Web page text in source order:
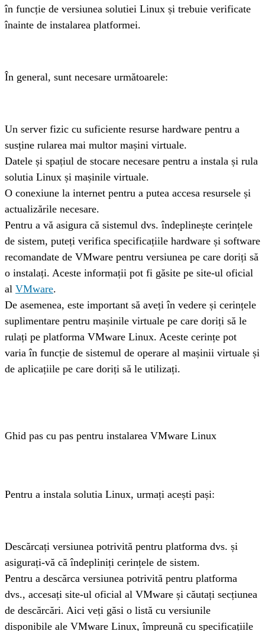
în funcție de versiunea solutiei Linux și trebuie verificate
înainte de instalarea platformei.
În general, sunt necesare următoarele:
Un server fizic cu suficiente resurse hardware pentru a
susține rularea mai multor mașini virtuale.
Datele și spațiul de stocare necesare pentru a instala și rula
solutia Linux și mașinile virtuale.
O conexiune la internet pentru a putea accesa resursele și
actualizările necesare.
Pentru a vă asigura că sistemul dvs. îndeplinește cerințele
de sistem, puteți verifica specificațiile hardware și software
recomandate de VMware pentru versiunea pe care doriți să
o instalați. Aceste informații pot fi găsite pe site-ul oficial
al VMware.
De asemenea, este important să aveți în vedere și cerințele
suplimentare pentru mașinile virtuale pe care doriți să le
rulați pe platforma VMware Linux. Aceste cerințe pot
varia în funcție de sistemul de operare al mașinii virtuale și
de aplicațiile pe care doriți să le utilizați.
Ghid pas cu pas pentru instalarea VMware Linux
Pentru a instala solutia Linux, urmați acești pași:
Descărcați versiunea potrivită pentru platforma dvs. și
asigurați-vă că îndepliniți cerințele de sistem.
Pentru a descărca versiunea potrivită pentru platforma
dvs., accesați site-ul oficial al VMware și căutați secțiunea
de descărcări. Aici veți găsi o listă cu versiunile
disponibile ale VMware Linux, împreună cu specificațiile